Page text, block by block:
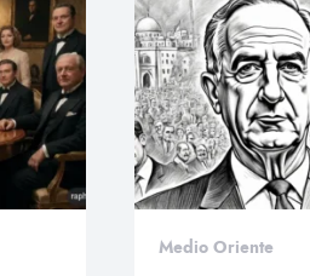
Medio Oriente